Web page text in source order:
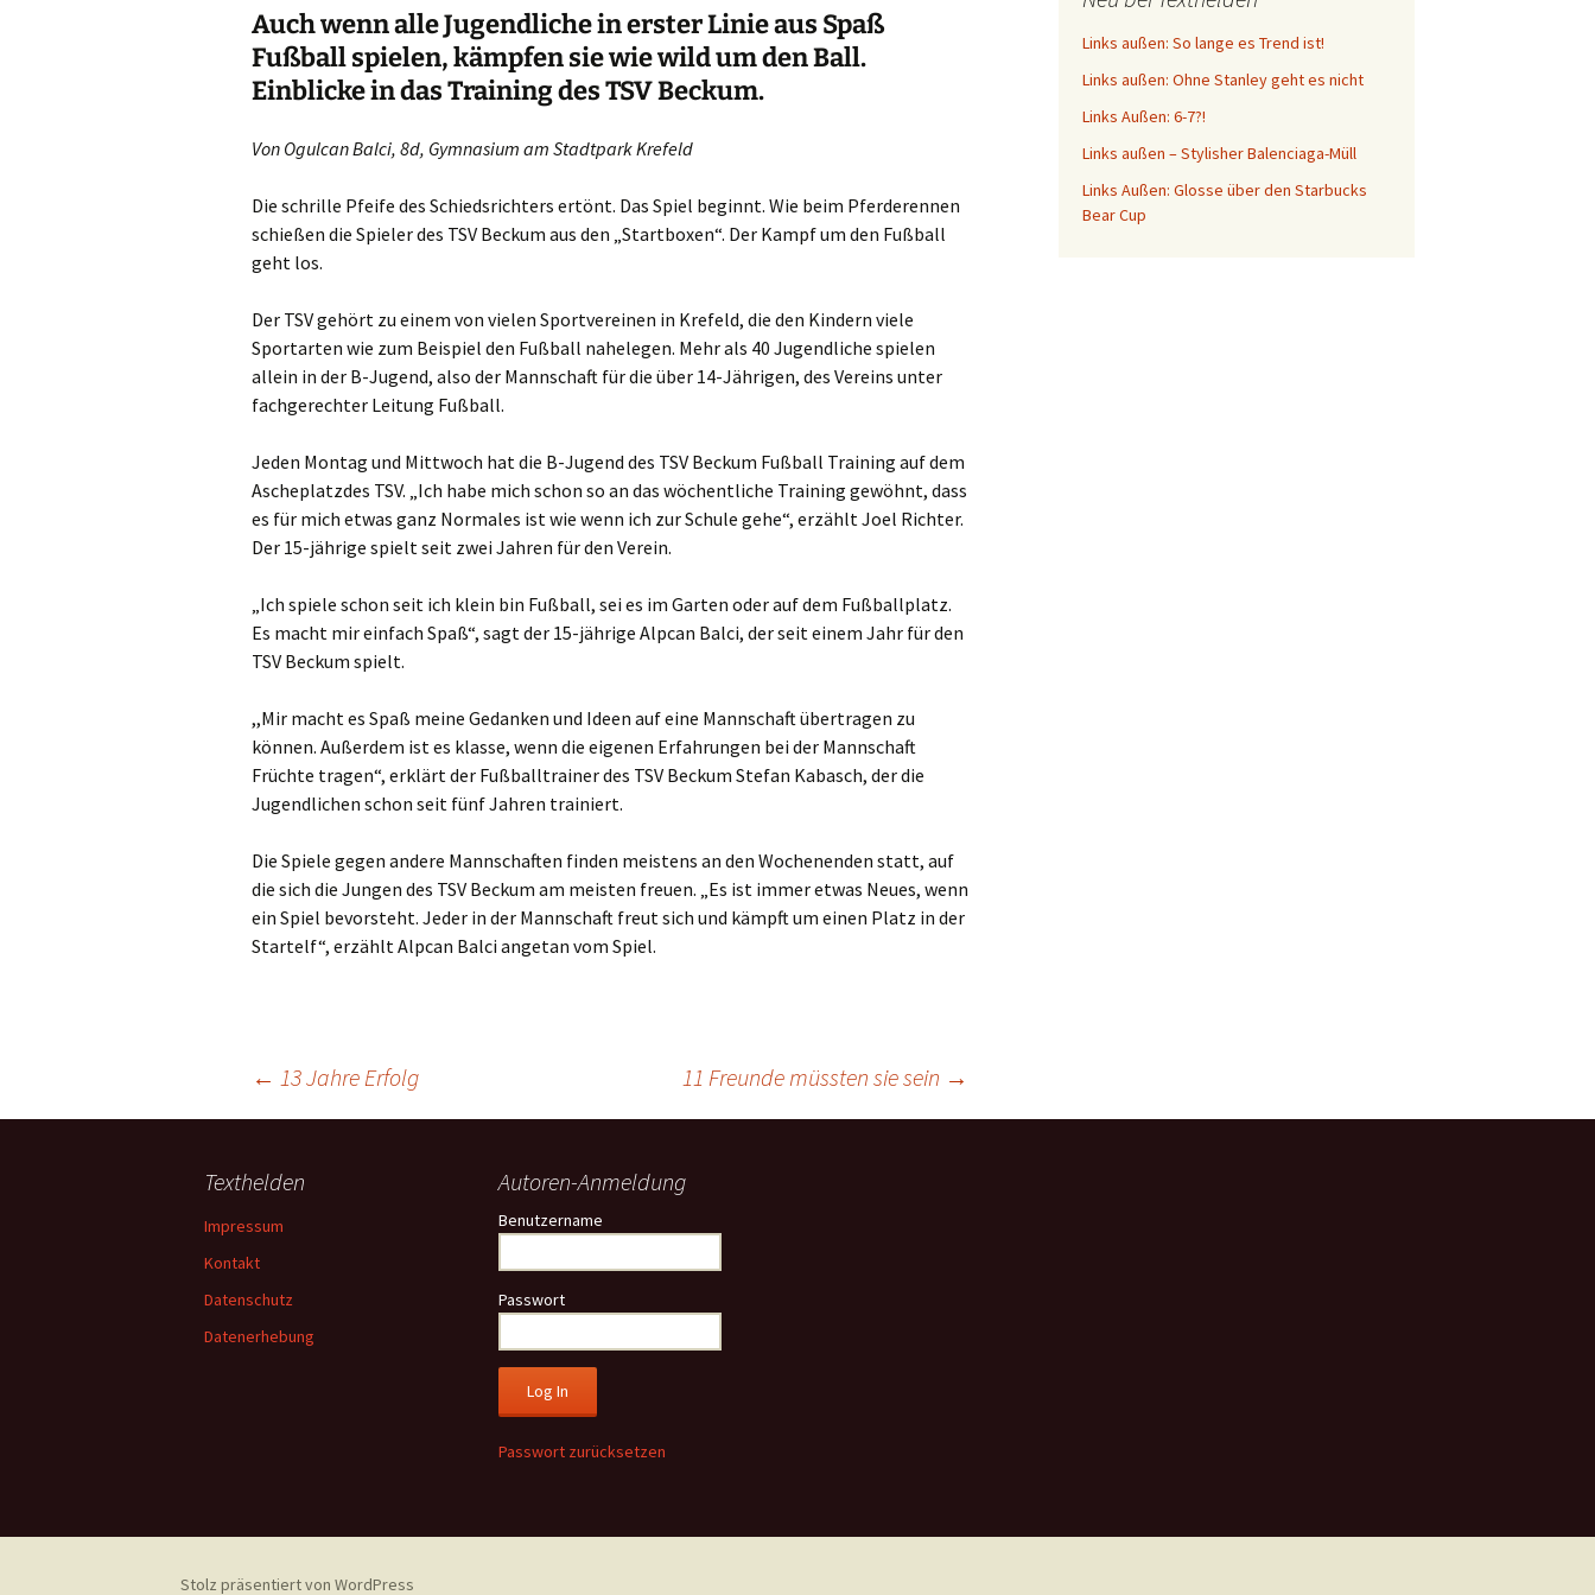
Dinslaken
Dormagen
Duisburg
Düsseldorf
Emmerich
Erkrath
Goch
Grefrath
Haan
Heiligenhaus
Hilden
Hückeswagen
Jüchen
Kleve
Korschenbroich
Krefeld
Langenfeld
Leverkusen
Auch wenn alle Jugendliche in erster Linie aus Spaß
Fußball spielen, kämpfen sie wie wild um den Ball.
Einblicke in das Training des TSV Beckum.
Von Ogulcan Balci, 8d, Gymnasium am Stadtpark Krefeld
Die schrille Pfeife des Schiedsrichters ertönt. Das Spiel beginnt. Wie beim Pferderennen
schießen die Spieler des TSV Beckum aus den „Startboxen“. Der Kampf um den Fußball
geht los.
Der TSV gehört zu einem von vielen Sportvereinen in Krefeld, die den Kindern viele
Sportarten wie zum Beispiel den Fußball nahelegen. Mehr als 40 Jugendliche spielen
allein in der B-Jugend, also der Mannschaft für die über 14-Jährigen, des Vereins unter
fachgerechter Leitung Fußball.
Jeden Montag und Mittwoch hat die B-Jugend des TSV Beckum Fußball Training auf dem
Ascheplatzdes TSV. „Ich habe mich schon so an das wöchentliche Training gewöhnt, dass
es für mich etwas ganz Normales ist wie wenn ich zur Schule gehe“, erzählt Joel Richter.
Der 15-jährige spielt seit zwei Jahren für den Verein.
„Ich spiele schon seit ich klein bin Fußball, sei es im Garten oder auf dem Fußballplatz.
Es macht mir einfach Spaß“, sagt der 15-jährige Alpcan Balci, der seit einem Jahr für den
TSV Beckum spielt.
,,Mir macht es Spaß meine Gedanken und Ideen auf eine Mannschaft übertragen zu
können. Außerdem ist es klasse, wenn die eigenen Erfahrungen bei der Mannschaft
Früchte tragen“, erklärt der Fußballtrainer des TSV Beckum Stefan Kabasch, der die
Jugendlichen schon seit fünf Jahren trainiert.
Die Spiele gegen andere Mannschaften finden meistens an den Wochenenden statt, auf
die sich die Jungen des TSV Beckum am meisten freuen. „Es ist immer etwas Neues, wenn
ein Spiel bevorsteht. Jeder in der Mannschaft freut sich und kämpft um einen Platz in der
Startelf“, erzählt Alpcan Balci angetan vom Spiel.
Beitragsnavigation
← 13 Jahre Erfolg 11 Freunde müssten sie sein →
Links außen: So lange es Trend ist!
Links außen: Ohne Stanley geht es nicht
Links Außen: 6-7?!
Links außen – Stylisher Balenciaga-Müll
Links Außen: Glosse über den Starbucks
Bear Cup
Texthelden
Impressum
Kontakt
Datenschutz
Datenerhebung
Autoren-Anmeldung
Benutzername
Passwort
Passwort zurücksetzen
Stolz präsentiert von WordPress